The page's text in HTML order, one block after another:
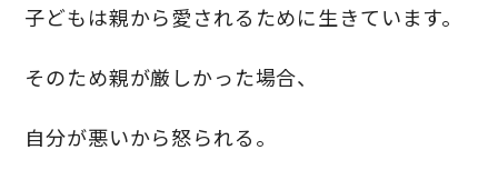
子どもは親から愛されるために生きています。
そのため親が厳しかった場合、
自分が悪いから怒られる。